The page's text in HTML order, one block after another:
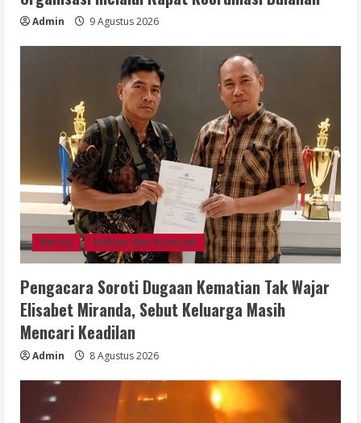
Admin 9 Agustus 2026
Berita Hukum dan Kriminal
Pengacara Soroti Dugaan Kematian Tak Wajar
Elisabet Miranda, Sebut Keluarga Masih
Mencari Keadilan
Admin 8 Agustus 2026